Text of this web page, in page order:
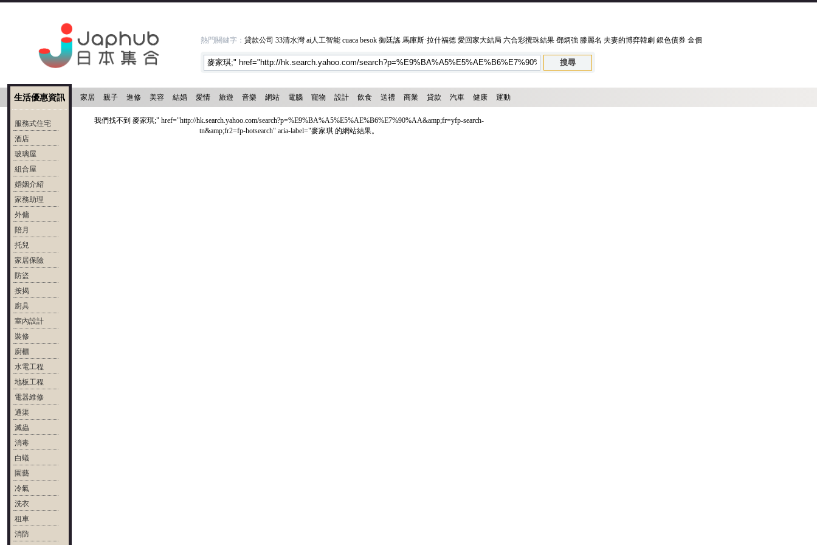
熱門關鍵字： 貸款公司 33清水灣 ai人工智能 cuaca besok 御廷謠 馬庫斯·拉什福德 愛回家大結局 六合彩攪珠結果 鄧炳強 滕麗名 夫妻的博弈韓劇 銀色債券 金價
家居 親子 進修 美容 結婚 愛情 旅遊 音樂 網站 電腦 寵物 設計 飲食 送禮 商業 貸款 汽車 健康 運動
生活優惠資訊
服務式住宅
酒店
玻璃屋
組合屋
婚姻介紹
家務助理
外傭
陪月
托兒
家居保險
防盜
按揭
廚具
室內設計
裝修
廚櫃
水電工程
地板工程
電器維修
通渠
滅蟲
消毒
白蟻
園藝
冷氣
洗衣
租車
消防
我們找不到 麥家琪;" href="http://hk.search.yahoo.com/search?p=%E9%BA%A5%E5%AE%B6%E7%90%AA&amp;fr=yfp-search-
tn&amp;fr2=fp-hotsearch" aria-label="麥家琪 的網站結果。